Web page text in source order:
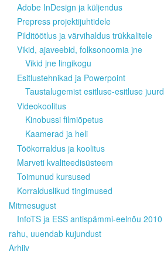
Adobe InDesign ja küljendus
Prepress projektijuhtidele
Pilditöötlus ja värvihaldus trükkalitele
Vikid, ajaveebid, folksonoomia jne
Vikid jne lingikogu
Esitlustehnikad ja Powerpoint
Taustalugemist esitluse-esitluse juurd
Videokoolitus
Kinobussi filmiõpetus
Kaamerad ja heli
Töökorraldus ja koolitus
Marveti kvaliteedisüsteem
Toimunud kursused
Korralduslikud tingimused
Mitmesugust
InfoTS ja ESS antispämmi-eelnõu 2010
rahu, uuendab kujundust
Arhiiv